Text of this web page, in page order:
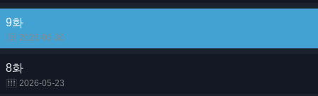
9화
2026-05-30
8화
2026-05-23